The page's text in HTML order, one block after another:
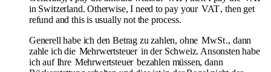
in Switzerland. Otherwise, I need to pay your VAT, then get
refund and this is usually not the process.
Generell habe ich den Betrag zu zahlen, ohne MwSt., dann
zahle ich die Mehrwertsteuer in der Schweiz. Ansonsten habe
ich auf Ihre Mehrwertsteuer bezahlen müssen, dann